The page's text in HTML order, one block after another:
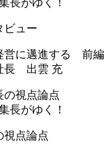
ビュー
営に邁進する 前編
長 出雲 充
長がゆく！
視点論点